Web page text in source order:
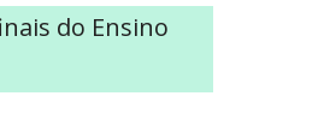
do Ensino